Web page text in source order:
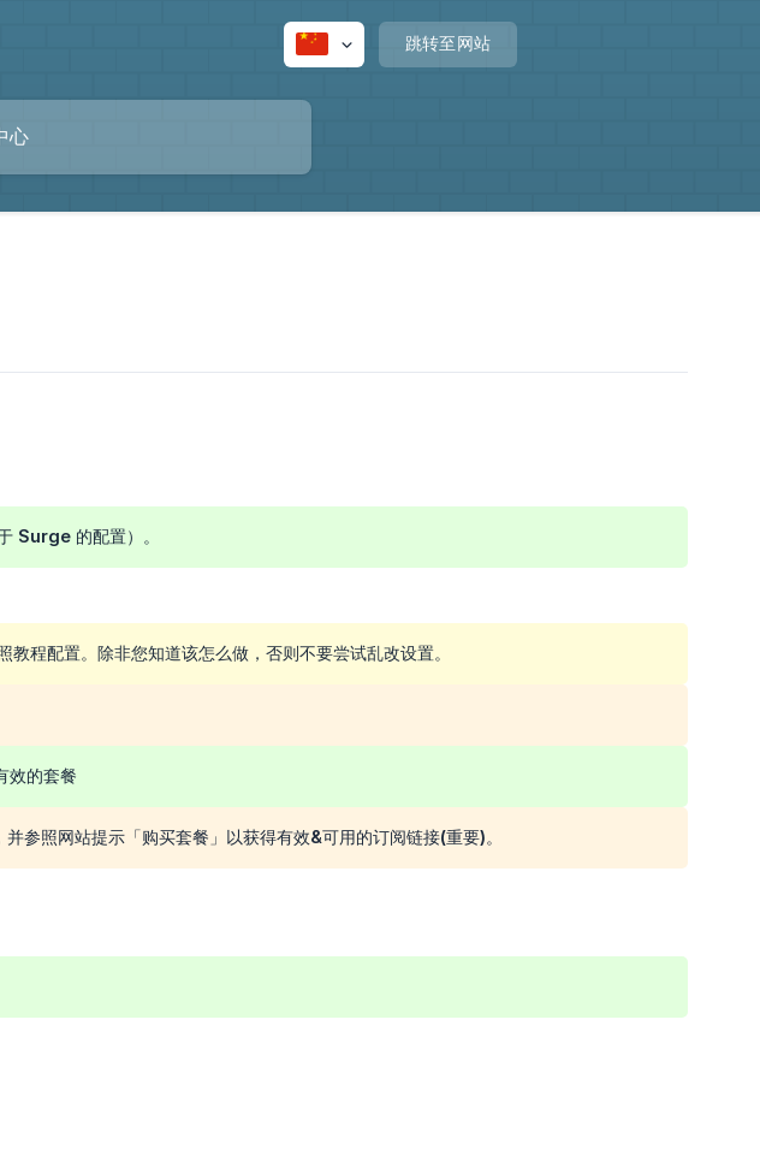
跳转至网站
Surge 的配置）。
程配置。除非您知道该怎么做，否则不要尝试乱改设置。
效的套餐
并参照网站提示「购买套餐」以获得有效&可用的订阅链接(重要)。